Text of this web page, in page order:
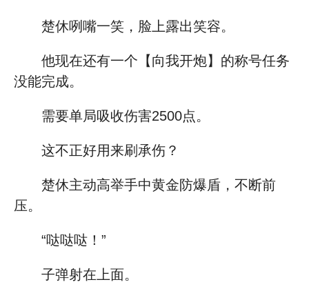
楚休咧嘴一笑，脸上露出笑容。
他现在还有一个【向我开炮】的称号任务
没能完成。
需要单局吸收伤害2500点。
这不正好用来刷承伤？
楚休主动高举手中黄金防爆盾，不断前
压。
“哒哒哒！”
子弹射在上面。